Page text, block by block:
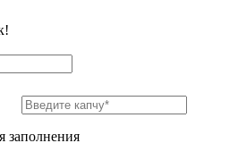
заполнения